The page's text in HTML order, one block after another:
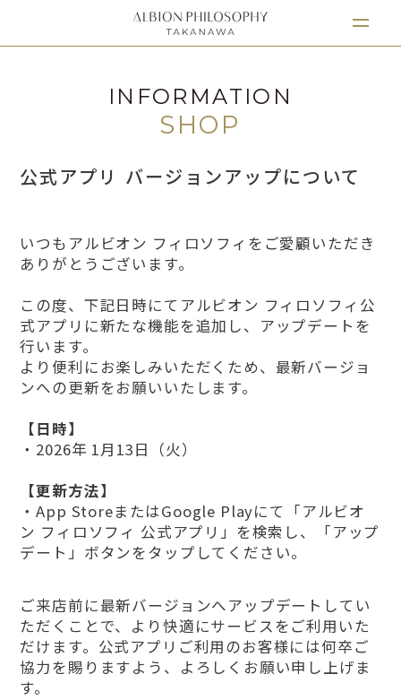
INFORMATION
SHOP
公式アプリ バージョンアップについて
いつもアルビオン フィロソフィをご愛顧いただき
ありがとうございます。
この度、下記日時にてアルビオン フィロソフィ公
式アプリに新たな機能を追加し、アップデートを
行います。
より便利にお楽しみいただくため、最新バージョ
ンへの更新をお願いいたします。
【日時】
・2026年 1月13日（火）
【更新方法】
・App StoreまたはGoogle Playにて「アルビオ
ン フィロソフィ 公式アプリ」を検索し、「アップ
デート」ボタンをタップしてください。
ご来店前に最新バージョンへアップデートしてい
ただくことで、より快適にサービスをご利用いた
だけます。公式アプリご利用のお客様には何卒ご
協力を賜りますよう、よろしくお願い申し上げま
す。